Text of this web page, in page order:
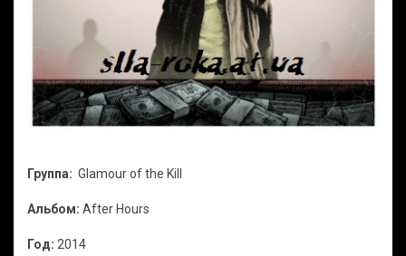
Группа: Glamour of the Kill
Альбом: After Hours
Год: 2014